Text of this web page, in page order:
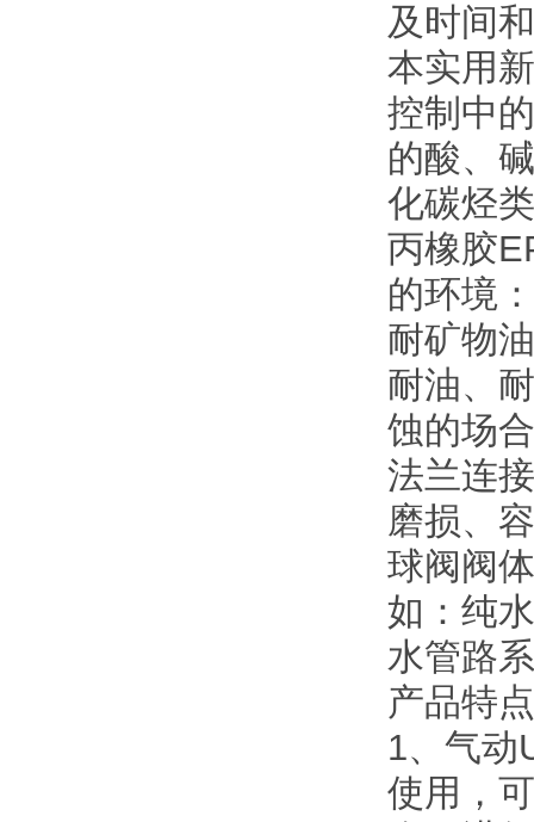
及时间
本实用
控制中
的酸、
化碳烃
丙橡胶
的环境
耐矿物
耐油、
蚀的场
法兰连
磨损、
球阀阀
如：纯
水管路
产品特点
1、气动
使用，